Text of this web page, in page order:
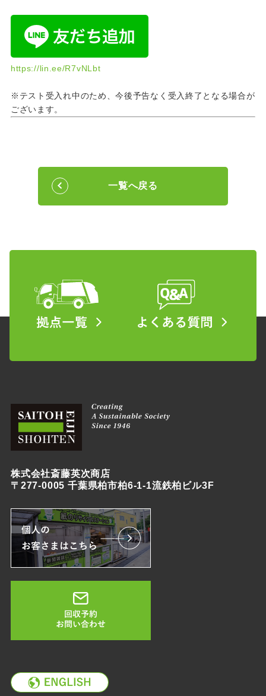
https://lin.ee/R7vNLbt
※テスト受入れ中のため、今後予告なく受入終了となる場合が
ございます。
一覧へ戻る
株式会社斎藤英次商店
〒277-0005 千葉県柏市柏6-1-1流鉄柏ビル3F